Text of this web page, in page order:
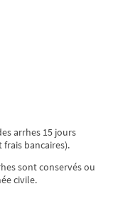
arrhes 15 jours
bancaires).
sont conservés ou
civile.